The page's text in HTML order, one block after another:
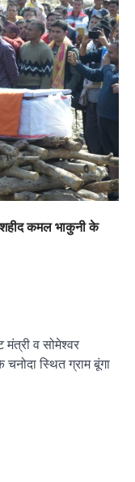
शहीद कमल भाकुनी के
व सोमेश्वर
स्थित ग्राम बूंगा